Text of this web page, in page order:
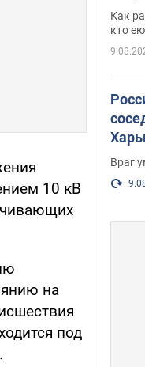
10 кВ
на
под
и
Как
кто
Враг